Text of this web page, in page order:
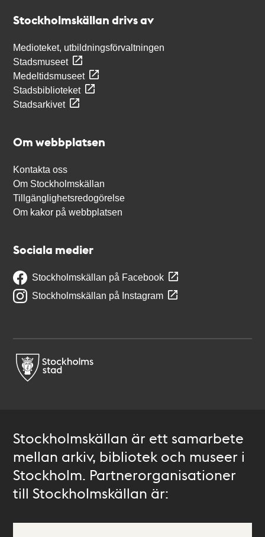
Stockholmskällan drivs av
Medioteket, utbildningsförvaltningen
Stadsmuseet
Medeltidsmuseet
Stadsbiblioteket
Stadsarkivet
Om webbplatsen
Kontakta oss
Om Stockholmskällan
Tillgänglighetsredogörelse
Om kakor på webbplatsen
Sociala medier
Stockholmskällan på Facebook
Stockholmskällan på Instagram
Stockholmskällan är ett samarbete
mellan arkiv, bibliotek och museer i
Stockholm. Partnerorganisationer
till Stockholmskällan är: